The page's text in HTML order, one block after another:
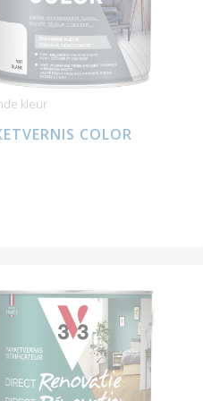
kleur
COLOR